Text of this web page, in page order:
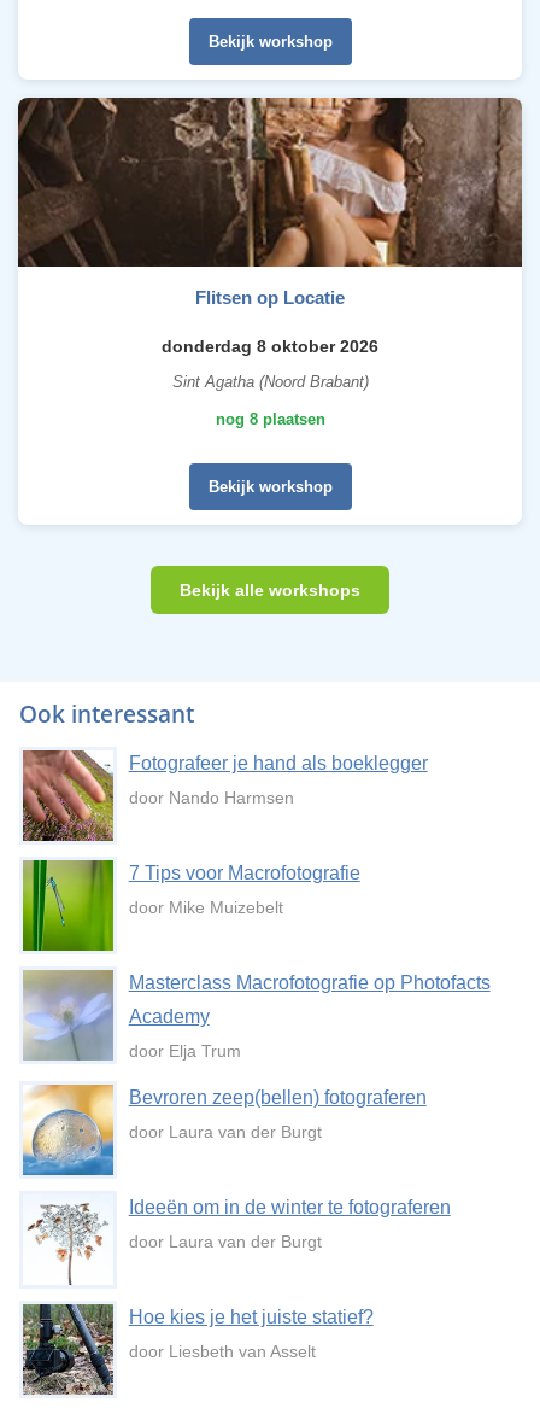
Bekijk workshop
Flitsen op Locatie
donderdag 8 oktober 2026
Sint Agatha (Noord Brabant)
nog 8 plaatsen
Bekijk workshop
Bekijk alle workshops
Ook interessant
Fotografeer je hand als boeklegger
door Nando Harmsen
7 Tips voor Macrofotografie
door Mike Muizebelt
Masterclass Macrofotografie op Photofacts
Academy
door Elja Trum
Bevroren zeep(bellen) fotograferen
door Laura van der Burgt
Ideeën om in de winter te fotograferen
door Laura van der Burgt
Hoe kies je het juiste statief?
door Liesbeth van Asselt